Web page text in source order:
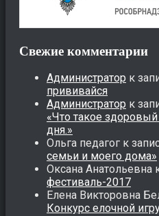
Свежие комментарии
Администратор к
прививайся
Администратор к
«Что такое
дня.»
Ольга педагог к
семьи и моего дома»
Оксана Анатольевна
фестиваль-2017
Елена Викторовна
Конкурс елочной